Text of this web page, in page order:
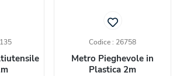
Codice : 26758
Metro Pieghevole in
Plastica 2m